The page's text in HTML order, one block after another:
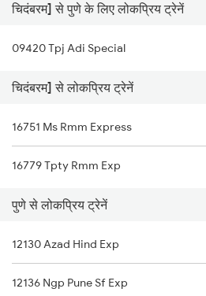
Chidambaram to Arumuganeri Trains
Chidambaram to Putalur Trains
Chidambaram to Vijayawada Trains
Chidambaram to Kanyakumari Trains
Chidambaram to Chengalpattu Trains
चिदंबरम] से पुणे के लिए लोकप्रिय ट्रेनें
09420 Tpj Adi Special
चिदंबरम] से लोकप्रिय ट्रेनें
16751 Ms Rmm Express
16779 Tpty Rmm Exp
पुणे से लोकप्रिय ट्रेनें
12130 Azad Hind Exp
12136 Ngp Pune Sf Exp